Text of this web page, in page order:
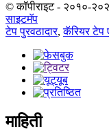
© कॉपीराइट - २०१०-
साइटमॅप
टेप पुरवठादार,कॅरियर टेप
माहिती